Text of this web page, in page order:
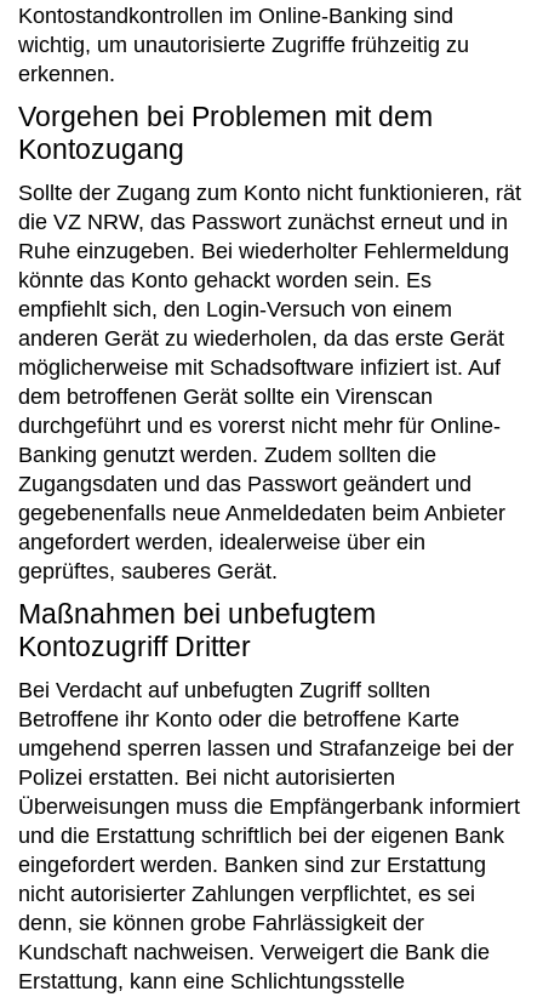
Kontostandkontrollen im Online-Banking sind
wichtig, um unautorisierte Zugriffe frühzeitig zu
erkennen.
Vorgehen bei Problemen mit dem
Kontozugang
Sollte der Zugang zum Konto nicht funktionieren, rät
die VZ NRW, das Passwort zunächst erneut und in
Ruhe einzugeben. Bei wiederholter Fehlermeldung
könnte das Konto gehackt worden sein. Es
empfiehlt sich, den Login-Versuch von einem
anderen Gerät zu wiederholen, da das erste Gerät
möglicherweise mit Schadsoftware infiziert ist. Auf
dem betroffenen Gerät sollte ein Virenscan
durchgeführt und es vorerst nicht mehr für Online-
Banking genutzt werden. Zudem sollten die
Zugangsdaten und das Passwort geändert und
gegebenenfalls neue Anmeldedaten beim Anbieter
angefordert werden, idealerweise über ein
geprüftes, sauberes Gerät.
Maßnahmen bei unbefugtem
Kontozugriff Dritter
Bei Verdacht auf unbefugten Zugriff sollten
Betroffene ihr Konto oder die betroffene Karte
umgehend sperren lassen und Strafanzeige bei der
Polizei erstatten. Bei nicht autorisierten
Überweisungen muss die Empfängerbank informiert
und die Erstattung schriftlich bei der eigenen Bank
eingefordert werden. Banken sind zur Erstattung
nicht autorisierter Zahlungen verpflichtet, es sei
denn, sie können grobe Fahrlässigkeit der
Kundschaft nachweisen. Verweigert die Bank die
Erstattung, kann eine Schlichtungsstelle